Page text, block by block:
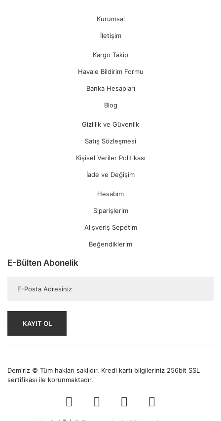
Kurumsal
İletişim
Kargo Takip
Havale Bildirim Formu
Banka Hesapları
Blog
Gizlilik ve Güvenlik
Satış Sözleşmesi
Kişisel Veriler Politikası
İade ve Değişim
Hesabım
Siparişlerim
Alışveriş Sepetim
Beğendiklerim
E-Bülten Abonelik
KAYIT OL
Demiriz © Tüm hakları saklıdır. Kredi kartı bilgileriniz 256bit SSL
sertifikası ile korunmaktadır.